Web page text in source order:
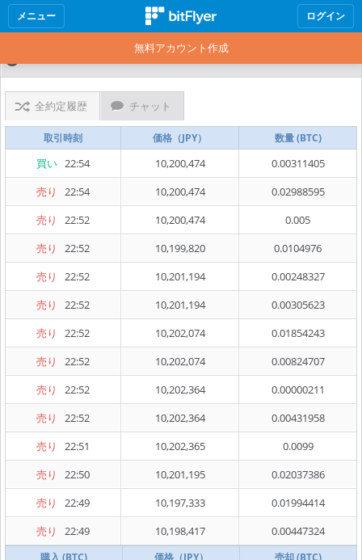
メニュー ログイン
無料アカウント作成
全約定履歴 チャット
取引時刻 価格（JPY） 数量 (BTC)
買い 22:54 10,200,474
0.00311405
売り
22:54 10,200,474
0.02988595
売り
22:52 10,200,474
0.005
売り
22:52 10,199,820
0.0104976
売り
22:52 10,201,194
0.00248327
売り
22:52 10,201,194
0.00305623
売り
22:52 10,202,074
0.01854243
売り
22:52 10,202,074
0.00824707
売り
22:52 10,202,364
0.00000211
売り
22:52 10,202,364
0.00431958
売り
22:51 10,202,365
0.0099
売り
22:50 10,201,195
0.02037386
売り
22:49 10,197,333
0.01994414
売り
22:49 10,198,417 0.00447324
購入 (BTC) 価格（JPY） 売却 (BTC)